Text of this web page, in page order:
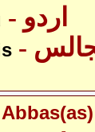
- اردو